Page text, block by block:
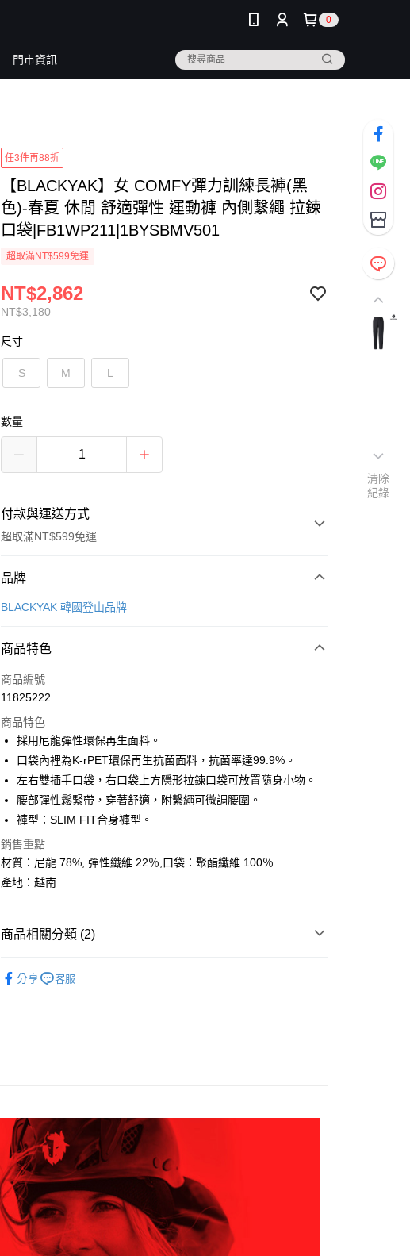
0
門市資訊
任3件再88折
【BLACKYAK】女 COMFY彈力訓練長褲(黑
色)-春夏 休閒 舒適彈性 運動褲 內側繫繩 拉鍊
口袋|FB1WP211|1BYSBMV501
超取滿NT$599免運
NT$3,180
NT$2,862
尺寸
S M L
數量
付款與運送方式
超取滿NT$599免運
付款方式
信用卡一次付款
Apple Pay
街口支付
悠遊付
Google Pay
全盈+PAY
大哥付你分期
相關說明
【大哥付你分期使用說明】
1.本服務由台灣大哥大提供，台灣大哥大用戶可立即使用無須另外申請。
完成交易。
消。如遇「轉專審核」未通過狀況，表示未達大哥付你分期系統評分，恕
用戶於交易時，得透過本服務購買商品或服務，並由商店將買賣／分期付
款買賣價金債權讓與本公司後，依約使用本公司帳單繳交帳款。
2.基於同意付款使用「大哥付你分期」之契約關係目的，商店將以您的個人
資料（包含姓名、電話或地址）提供予台灣大哥大進項蒐集、處理及利
用，由本公司與您本人進行分期帳單所需資料之確認、核對及更正。
3.完整用戶服務條款，請詳閱以下連結：https://oppay.tw/userRule
AFTEE先享後付
AFTEE先享後付是「在收到商品之後才付款」的支付方式。 讓您購物簡單
２．便利：只要手機號碼，簡訊認證，即可結帳。
絡購買商品的店家。未經商家同意取消之訂單仍視為有效，需透過AFTEE
先享後付繳納相關費用。
※ 交易是否成功請以「AFTEE先享後付 」之結帳頁面顯示為準，若有關於
是否繳費成功／繳費後需取消欲退款等相關疑問，請聯繫「AFTEE先享後
付客戶支援中心」https://netprotections.freshdesk.com/support/home
【注意事項】
１．透過由恩沛科技股份有限公司提供之「AFTEE先享後付」服務完成之
交易，需依本服務之必要範圍內提供個人資料，並將交易相關給付款項請
求債權轉讓予恩沛科技股份有限公司。
ATM付款
運送方式
萊爾富取貨付款
每筆NT$60，滿NT$799(含以上)免運費
付款後萊爾富取貨
每筆NT$60，滿NT$799(含以上)免運費
7-11取貨付款
每筆NT$60，滿NT$799(含以上)免運費
品牌
BLACKYAK 韓國登山品牌
商品特色
商品編號
11825222
商品特色
採用尼龍彈性環保再生面料。
口袋內裡為K-rPET環保再生抗菌面料，抗菌率達99.9%。
左右雙插手口袋，右口袋上方隱形拉鍊口袋可放置隨身小物。
腰部彈性鬆緊帶，穿著舒適，附繫繩可微調腰圍。
褲型：SLIM FIT合身褲型。
銷售重點
材質：尼龍 78%, 彈性纖維 22％,口袋：聚酯纖維 100％
產地：越南
商品相關分類 (2)
分享 客服
清除
紀錄